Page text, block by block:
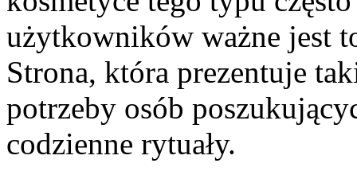
użytkowników ważne jest
Strona, która prezentuje
potrzeby osób
codzienne rytuały.